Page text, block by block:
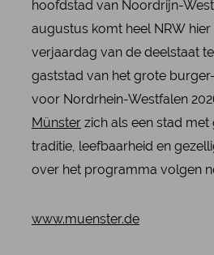
hoofdstad van Noordrijn-
augustus komt heel NRW
verjaardag van de deelstaat
gaststad van het grote
voor Nordrhein-Westfalen
Münsterzich als een stad
traditie, leefbaarheid en
over het programma volgen
www.muenster.de